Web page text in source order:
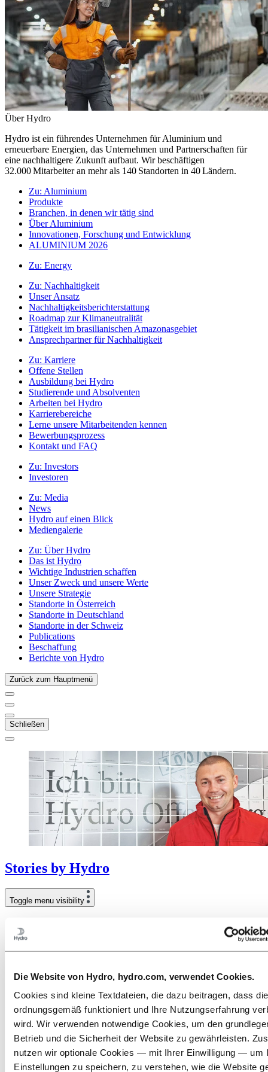
Die Website von Hydro, hydro.com, verwendet Cookies.
Cookies sind kleine Textdateien, die dazu beitragen, dass
ordnungsgemäß funktioniert und Ihre Nutzungserfahrung
wird. Wir verwenden notwendige Cookies, um den
Betrieb und die Sicherheit der Website zu gewährleisten.
nutzen wir optionale Cookies — mit Ihrer Einwilligung — um
Einstellungen zu speichern, zu verstehen, wie die Website
Über Hydro
Hydro ist ein führendes Unternehmen für Aluminium und
erneuerbare Energien, das Unternehmen und Partnerschaften für
eine nachhaltigere Zukunft aufbaut. Wir beschäftigen
32.000 Mitarbeiter an mehr als 140 Standorten in 40 Ländern.
Zu: Aluminium
Produkte
Branchen, in denen wir tätig sind
Über Aluminium
Innovationen, Forschung und Entwicklung
ALUMINIUM 2026
Zu: Energy
Zu: Nachhaltigkeit
Unser Ansatz
Nachhaltigkeitsberichterstattung
Roadmap zur Klimaneutralität
Tätigkeit im brasilianischen Amazonasgebiet
Ansprechpartner für Nachhaltigkeit
Zu: Karriere
Offene Stellen
Ausbildung bei Hydro
Studierende und Absolventen
Arbeiten bei Hydro
Karrierebereiche
Lerne unsere Mitarbeitenden kennen
Bewerbungsprozess
Kontakt und FAQ
Zu: Investors
Investoren
Zu: Media
News
Hydro auf einen Blick
Mediengalerie
Zu: Über Hydro
Das ist Hydro
Wichtige Industrien schaffen
Unser Zweck und unsere Werte
Unsere Strategie
Standorte in Österreich
Standorte in Deutschland
Standorte in der Schweiz
Publications
Beschaffung
Berichte von Hydro
Zurück zum Hauptmenü
Schließen
Stories by Hydro
Toggle menu visibility
Nachhaltigkeit
Recycling
Wir stellen vor: Alexander Müller,
Qualitätsmanager in Offenburg
29. Juli 2021